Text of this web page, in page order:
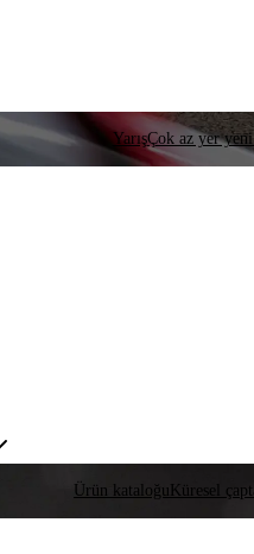
YarışÇok az yer
Ürün kataloğu Küresel